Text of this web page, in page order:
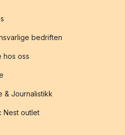
bedriften
hos oss
& Journalistikk
Nest outlet